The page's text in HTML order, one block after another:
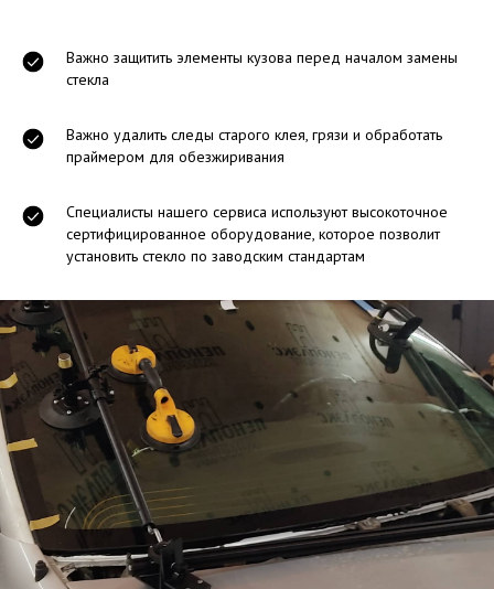
Важно защитить элементы кузова перед началом замены
стекла
Важно удалить следы старого клея, грязи и обработать
праймером для обезжиривания
Специалисты нашего сервиса используют высокоточное
сертифицированное оборудование, которое позволит
установить стекло по заводским стандартам